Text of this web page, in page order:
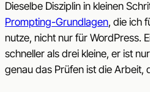
Dieselbe Disziplin in kleinen
Prompting-Grundlagen, die ich
nutze, nicht nur für WordPress.
schneller als drei kleine, er ist
genau das Prüfen ist die Arbeit,